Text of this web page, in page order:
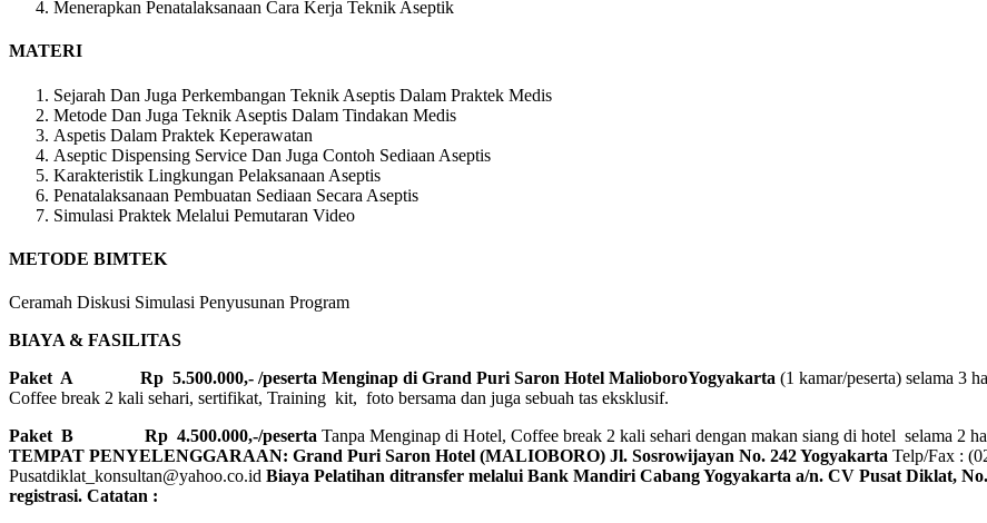
Menerapkan Penatalaksanaan Cara Kerja Teknik Aseptik
MATERI
Sejarah Dan Juga Perkembangan Teknik Aseptis Dalam Praktek Medis
Metode Dan Juga Teknik Aseptis Dalam Tindakan Medis
Aspetis Dalam Praktek Keperawatan
Aseptic Dispensing Service Dan Juga Contoh Sediaan Aseptis
Karakteristik Lingkungan Pelaksanaan Aseptis
Penatalaksanaan Pembuatan Sediaan Secara Aseptis
Simulasi Praktek Melalui Pemutaran Video
METODE BIMTEK
Ceramah Diskusi Simulasi Penyusunan Program
BIAYA & FASILITAS
Paket A Rp 5.500.000,- /peserta Menginap di Grand Puri Saron Hotel MalioboroYogyakarta (1 kamar/peserta) selama 3
Coffee break 2 kali sehari, sertifikat, Training kit, foto bersama dan juga sebuah tas eksklusif.
Paket B
Rp 4.500.000,-/peserta Tanpa Menginap di Hotel, Coffee break 2 kali sehari dengan makan siang di hotel selama 2
TEMPAT PENYELENGGARAAN: Grand Puri Saron Hotel (MALIOBORO) Jl. Sosrowijayan No. 242 Yogyakarta Telp/Fax :
Pusatdiklat_konsultan@yahoo.co.id Biaya Pelatihan ditransfer melalui Bank Mandiri Cabang Yogyakarta a/n. CV Pusat Diklat,
registrasi. Catatan :